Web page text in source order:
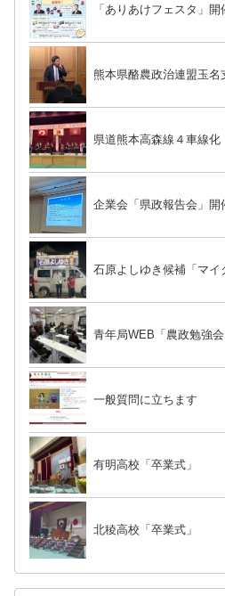
「ありあけフェスタ」開
熊本県酪農政治連盟玉名
県道熊本高森線４車線化
企業会「県政報告会」開
石原よしゆき候補「マイ
青年局WEB「農政勉強会
一般質問に立ちます
有明高校「卒業式」
北稜高校「卒業式」